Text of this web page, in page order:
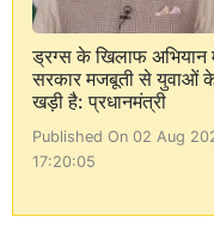
ड्रग्स के खिलाफ अभियान
सरकार मजबूती से युवाओं
खड़ी है: प्रधानमंत्री
Published On 02 Aug
17:20:05